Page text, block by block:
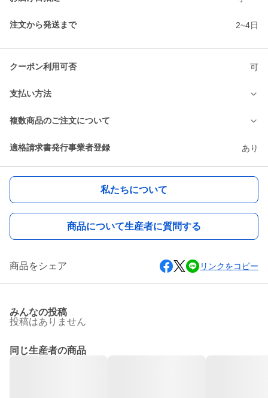
注文から発送まで 2~4日
クーポン利用可否 可
支払い方法
複数商品のご注文について
適格請求書発行事業者登録 あり
私たちについて
商品について生産者に質問する
商品をシェア リンクをコピー
みんなの投稿
投稿はありません
同じ生産者の商品